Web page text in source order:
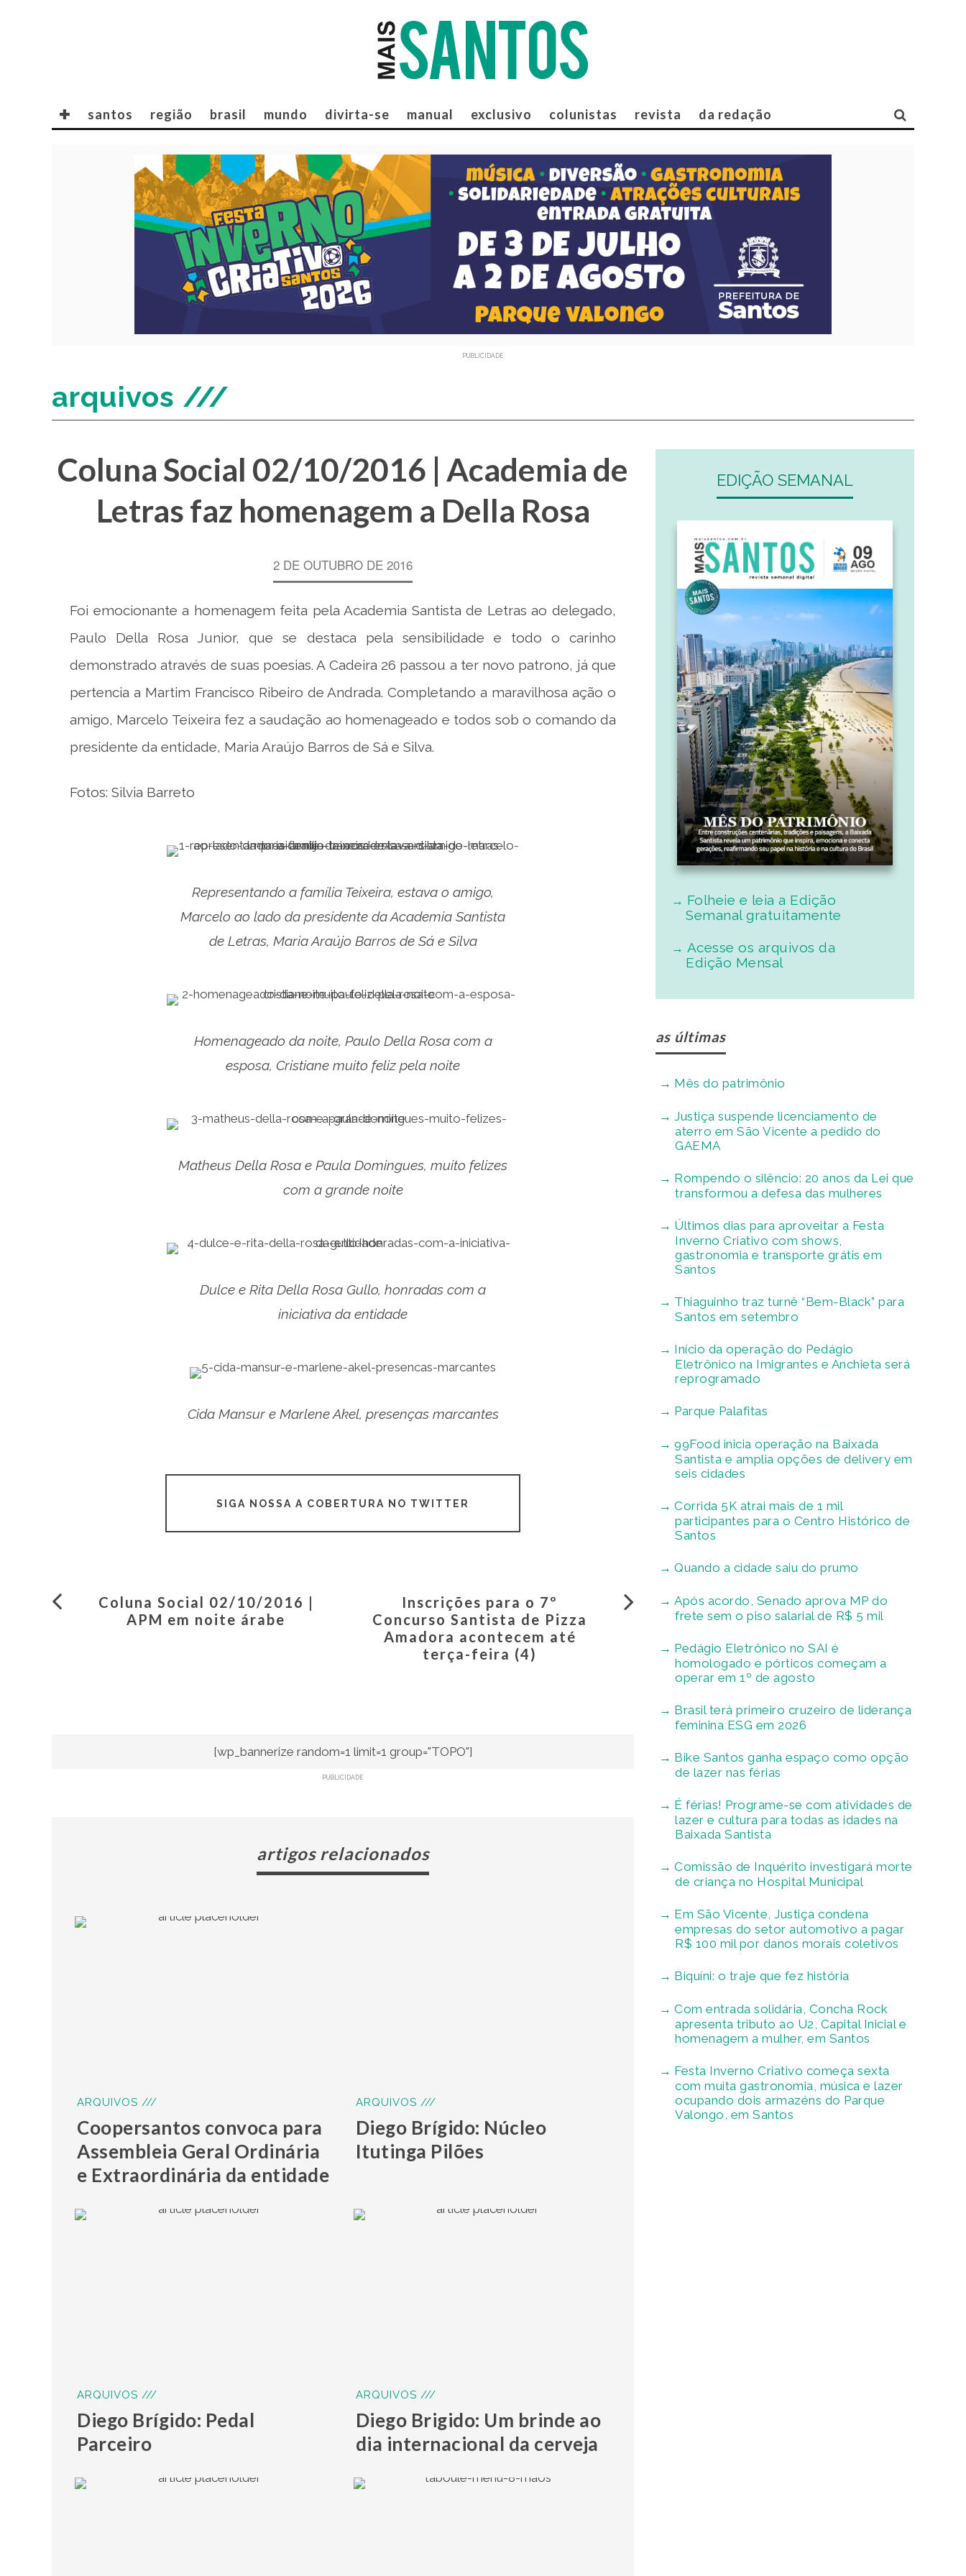
✚ santos região brasil mundo divirta-se manual exclusivo colunistas revista da redação
PUBLICIDADE
arquivos ///
Coluna Social 02/10/2016 | Academia de
Letras faz homenagem a Della Rosa
2 DE OUTUBRO DE 2016
Foi emocionante a homenagem feita pela Academia Santista de Letras ao delegado,
Paulo Della Rosa Junior, que se destaca pela sensibilidade e todo o carinho
demonstrado através de suas poesias. A Cadeira 26 passou a ter novo patrono, já que
pertencia a Martim Francisco Ribeiro de Andrada. Completando a maravilhosa ação o
amigo, Marcelo Teixeira fez a saudação ao homenageado e todos sob o comando da
presidente da entidade, Maria Araújo Barros de Sá e Silva.
Fotos: Silvia Barreto
Representando a família Teixeira, estava o amigo,
Marcelo ao lado da presidente da Academia Santista
de Letras, Maria Araújo Barros de Sá e Silva
Homenageado da noite, Paulo Della Rosa com a
esposa, Cristiane muito feliz pela noite
Matheus Della Rosa e Paula Domingues, muito felizes
com a grande noite
Dulce e Rita Della Rosa Gullo, honradas com a
iniciativa da entidade
Cida Mansur e Marlene Akel, presenças marcantes
SIGA NOSSA A COBERTURA NO TWITTER
Coluna Social 02/10/2016 |
APM em noite árabe
Inscrições para o 7º
Concurso Santista de Pizza
Amadora acontecem até
terça-feira (4)
[wp_bannerize random=1 limit=1 group="TOPO"]
PUBLICIDADE
artigos relacionados
ARQUIVOS ///
Coopersantos convoca para
Assembleia Geral Ordinária
e Extraordinária da entidade
ARQUIVOS ///
Diego Brígido: Núcleo
Itutinga Pilões
ARQUIVOS ///
Diego Brígido: Pedal
Parceiro
ARQUIVOS ///
Diego Brigido: Um brinde ao
dia internacional da cerveja
EDIÇÃO SEMANAL
Folheie e leia a Edição
Semanal gratuitamente
Acesse os arquivos da
Edição Mensal
as últimas
Mês do patrimônio
Justiça suspende licenciamento de
aterro em São Vicente a pedido do
GAEMA
Rompendo o silêncio: 20 anos da Lei que
transformou a defesa das mulheres
Últimos dias para aproveitar a Festa
Inverno Criativo com shows,
gastronomia e transporte grátis em
Santos
Thiaguinho traz turnê “Bem-Black” para
Santos em setembro
Início da operação do Pedágio
Eletrônico na Imigrantes e Anchieta será
reprogramado
Parque Palafitas
99Food inicia operação na Baixada
Santista e amplia opções de delivery em
seis cidades
Corrida 5K atrai mais de 1 mil
participantes para o Centro Histórico de
Santos
Quando a cidade saiu do prumo
Após acordo, Senado aprova MP do
frete sem o piso salarial de R$ 5 mil
Pedágio Eletrônico no SAI é
homologado e pórticos começam a
operar em 1º de agosto
Brasil terá primeiro cruzeiro de liderança
feminina ESG em 2026
Bike Santos ganha espaço como opção
de lazer nas férias
É férias! Programe-se com atividades de
lazer e cultura para todas as idades na
Baixada Santista
Comissão de Inquérito investigará morte
de criança no Hospital Municipal
Em São Vicente, Justiça condena
empresas do setor automotivo a pagar
R$ 100 mil por danos morais coletivos
Biquíni: o traje que fez história
Com entrada solidária, Concha Rock
apresenta tributo ao U2, Capital Inicial e
homenagem a mulher, em Santos
Festa Inverno Criativo começa sexta
com muita gastronomia, música e lazer
ocupando dois armazéns do Parque
Valongo, em Santos